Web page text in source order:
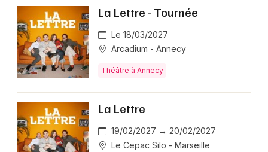
La Lettre - Tournée
Le 18/03/2027
Arcadium - Annecy
Théâtre à Annecy
La Lettre
19/02/2027 → 20/02/2027
Le Cepac Silo - Marseille